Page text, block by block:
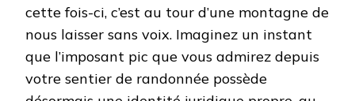
cette fois-ci, c’est au tour d’une montagne de
nous laisser sans voix. Imaginez un instant
que l’imposant pic que vous admirez depuis
votre sentier de randonnée possède